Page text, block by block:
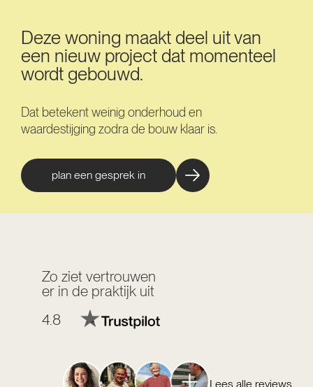
Deze woning maakt deel uit van
een nieuw project dat momenteel
wordt gebouwd.
Dat betekent weinig onderhoud en
waardestijging zodra de bouw klaar is.
plan een gesprek in
Zo ziet vertrouwen
er in de praktijk uit
4.8
Lees alle reviews